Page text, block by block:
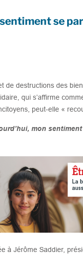
se
de destructions des
qui s’affirme
peut-elle «
mon
à Jérôme Saddier,